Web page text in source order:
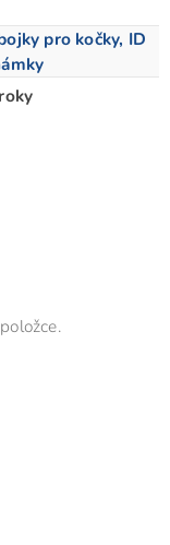
pro kočky, ID